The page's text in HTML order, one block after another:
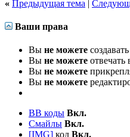
« Предыдущая тема |
Ваши права
Вы не можете
Вы не можете отвечать
Вы не можете
Вы не можете
BB коды Вкл.
Смайлы Вкл.
[IMG] код Вкл.